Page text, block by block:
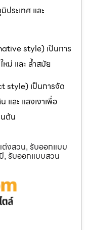
ประเทศ และ
style) เป็นการ
ม่ และ ล้ำสมัย
style) เป็นการจัด
และ แสงเงาเพื่อ
นต้น
งสวน, รับออกแบบ
, รับออกแบบสวน